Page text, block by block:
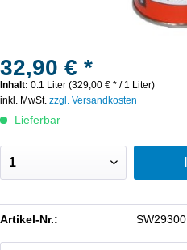
32,90 € *
Inhalt: 0.1 Liter (329,00 € * / 1 Liter)
inkl. MwSt. zzgl. Versandkosten
Lieferbar
Artikel-Nr.: SW29300